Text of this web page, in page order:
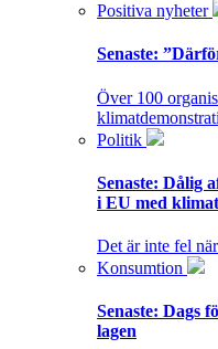
Positiva nyheter
Senaste:
Över 100
Politik
Senaste: Dålig
i EU med
Det är inte fel
Konsumtion
Senaste: Dags
lagen